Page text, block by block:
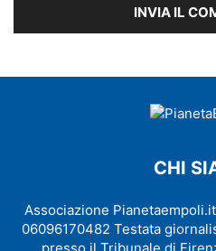
CHI
Associazione
06096170482 Testata